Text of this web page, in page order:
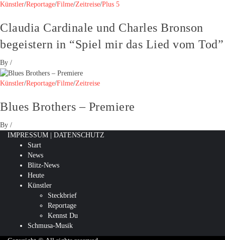
Künstler/Reportage/Filme/Zeitreise/Plus 5
Claudia Cardinale und Charles Bronson
begeistern in “Spiel mir das Lied vom Tod”
By /
Künstler/Reportage/Filme/Zeitreise
Blues Brothers – Premiere
By /
IMPRESSUM
DATENSCHUTZ
Start
News
Blitz-News
Heute
Künstler
Steckbrief
Reportage
Kennst Du
Schmusa-Musik